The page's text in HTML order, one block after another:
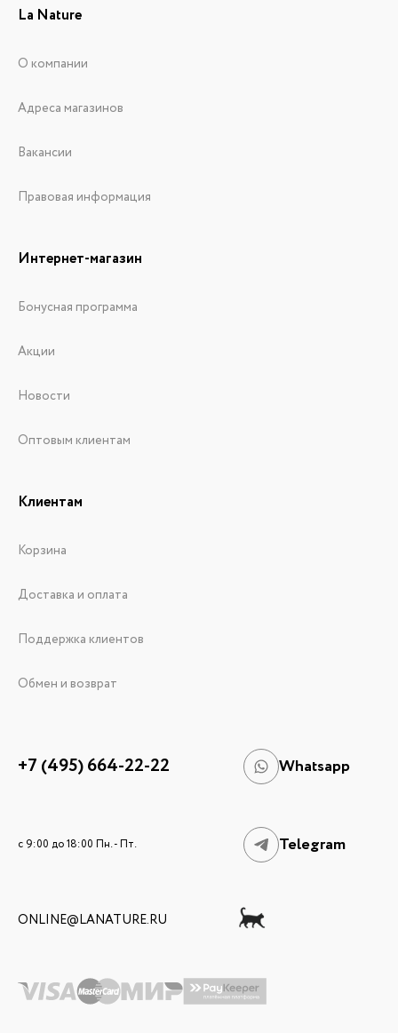
La Nature
О компании
Адреса магазинов
Вакансии
Правовая информация
Интернет-магазин
Бонусная программа
Акции
Новости
Оптовым клиентам
Клиентам
Корзина
Доставка и оплата
Поддержка клиентов
Обмен и возврат
+7 (495) 664-22-22 Whatsapp
c 9:00 до 18:00 Пн. - Пт. Telegram
ONLINE@LANATURE.RU